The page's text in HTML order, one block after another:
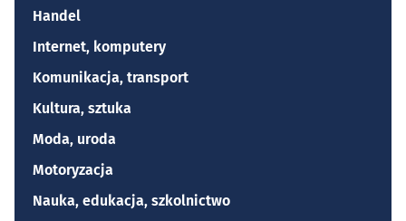
Handel
Internet, komputery
Komunikacja, transport
Kultura, sztuka
Moda, uroda
Motoryzacja
Nauka, edukacja, szkolnictwo